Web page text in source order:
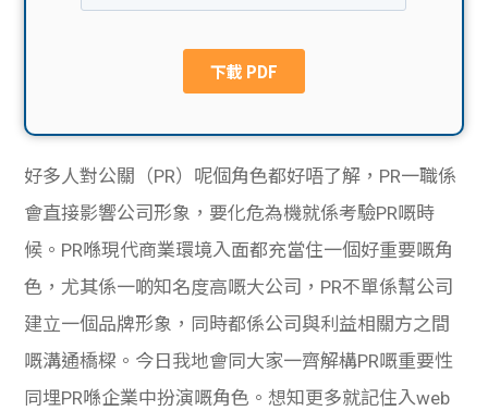
網上
私人
貸款
計數
機
校園
Gui
理財
Gui
de
學生
好多人對公關（PR）呢個角色都好唔了解，PR一職係
會直接影響公司形象，要化危為機就係考驗PR嘅時
候。PR喺現代商業環境入面都充當住一個好重要嘅角
色，尤其係一啲知名度高嘅大公司，PR不單係幫公司
建立一個品牌形象，同時都係公司與利益相關方之間
嘅溝通橋樑。今日我地會同大家一齊解構PR嘅重要性
同埋PR喺企業中扮演嘅角色。想知更多就記住入web